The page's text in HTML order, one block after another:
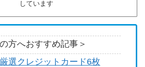
しています
方へおすすめ記事＞
選クレジットカード6枚